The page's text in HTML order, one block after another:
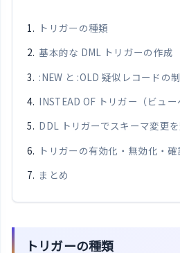
トリガーの種類
基本的な DML トリガーの作成
:NEW と :OLD 疑似レコードの
INSTEAD OF トリガー（ビュー
DDL トリガーでスキーマ変更
トリガーの有効化・無効化・確
まとめ
トリガーの種類